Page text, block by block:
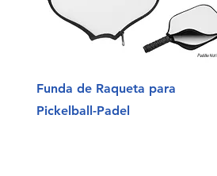
Funda de Raqueta para
Pickelball-Padel